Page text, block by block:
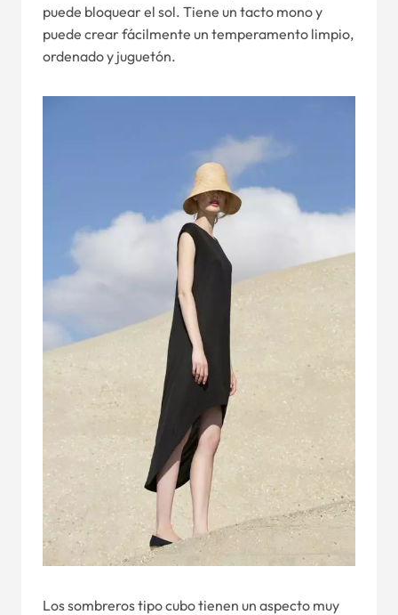
puede bloquear el sol. Tiene un tacto mono y
puede crear fácilmente un temperamento limpio,
ordenado y juguetón.
Los sombreros tipo cubo tienen un aspecto muy